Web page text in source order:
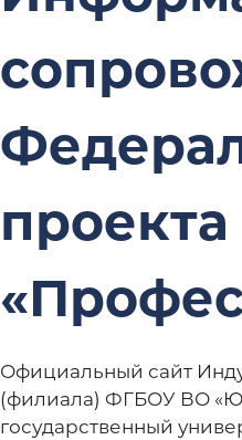
проекта
Официальный сайт
(филиала) ФГБОУ ВО
государственный